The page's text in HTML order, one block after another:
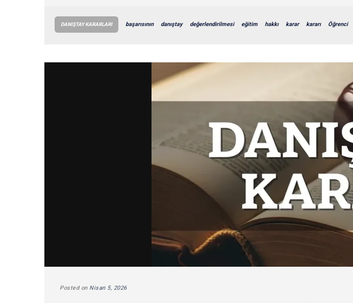
DANIŞTAY KARARLARI başarısının danıştay değerlendirilmesi eğitim hakkı karar kararı Öğrenci
Posted on Nisan 5, 2026